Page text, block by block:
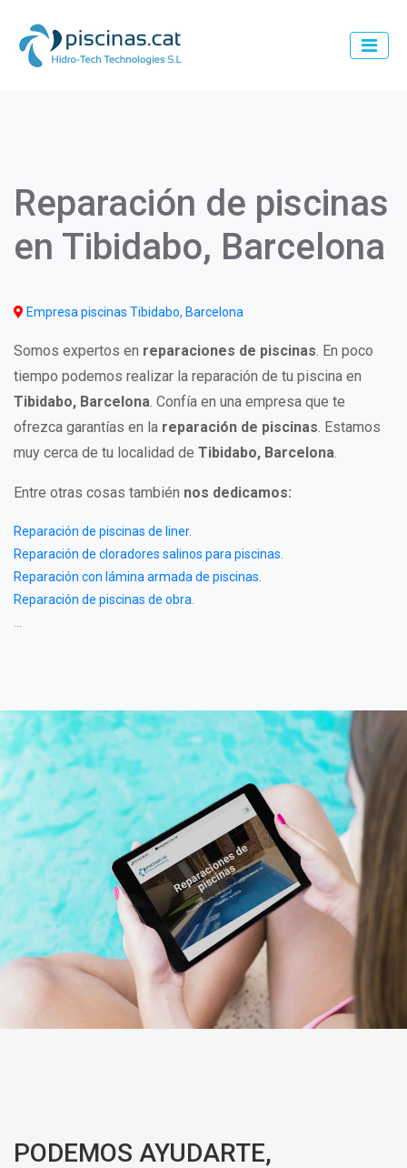
contenido
Reparación de piscinas
en Tibidabo, Barcelona
Empresa piscinas Tibidabo, Barcelona
Somos expertos en reparaciones de piscinas. En poco
tiempo podemos realizar la reparación de tu piscina en
Tibidabo, Barcelona. Confía en una empresa que te
ofrezca garantías en la reparación de piscinas. Estamos
muy cerca de tu localidad de Tibidabo, Barcelona.
Entre otras cosas también nos dedicamos:
Reparación de piscinas de liner.
Reparación de cloradores salinos para piscinas
Reparación con lámina armada de piscinas
Reparación de piscinas de obra
PODEMOS AYUDARTE,